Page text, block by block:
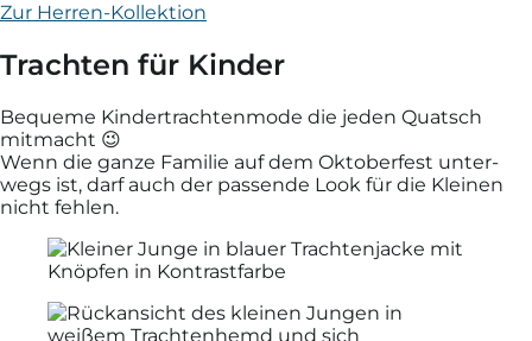
Zur Herren-Kollektion
Trachten für Kinder
Bequeme Kinder­trachten­mode die jeden Quatsch
mitmacht 😉
Wenn die ganze Familie auf dem Oktober­fest unter­
wegs ist, darf auch der passende Look für die Kleinen
nicht fehlen.